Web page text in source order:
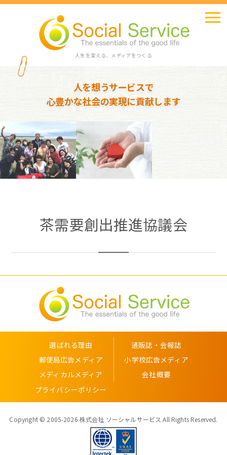
人生を変える、メディアをつくる
人を想うサービスで
心豊かな社会の実現に貢献します
茶需要創出推進協議会
選ばれる理由
通販誌・会報誌
郵便局広告メディア
小学校広告メディア
メディカルメディア
会社概要
プライバシーポリシー
Copyright © 2005-2026 株式会社 ソーシャルサービス All Rights Reserved.